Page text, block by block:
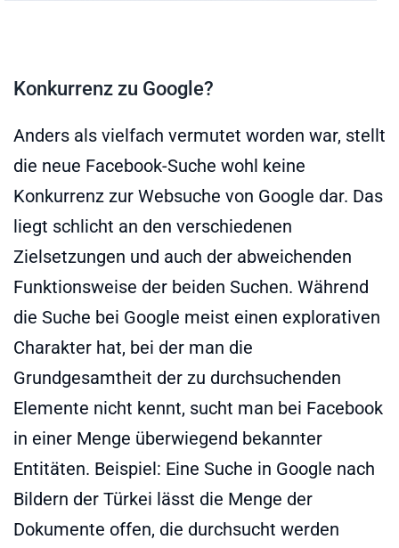
Konkurrenz zu Google?
Anders als vielfach vermutet worden war, stellt
die neue Facebook-Suche wohl keine
Konkurrenz zur Websuche von Google dar. Das
liegt schlicht an den verschiedenen
Zielsetzungen und auch der abweichenden
Funktionsweise der beiden Suchen. Während
die Suche bei Google meist einen explorativen
Charakter hat, bei der man die
Grundgesamtheit der zu durchsuchenden
Elemente nicht kennt, sucht man bei Facebook
in einer Menge überwiegend bekannter
Entitäten. Beispiel: Eine Suche in Google nach
Bildern der Türkei lässt die Menge der
Dokumente offen, die durchsucht werden